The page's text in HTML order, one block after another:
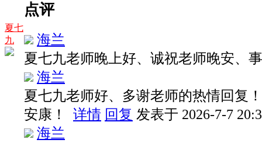
夏七
九
点评
海兰
夏七九老师晚上好、诚祝老师晚安、
海兰
夏七九老师好、多谢老师的热情回复
安康！ 详情 回复 发表于 2026-7-7
海兰